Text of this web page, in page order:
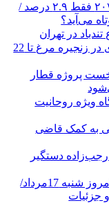
دلار ۴ درصد ریخت، ۲۰۷ فقط ۲.۹ درصد /
می‌آید؟
در تهران
اثر شوک‌های اقتصادی در زنجیره مرغ تا 22
پروژه قطار
ویژه روحانیت
به کمک قاضی
دستگیر
قیمت طلای 18عیار امروز شنبه 17مرداد/
جزئیات